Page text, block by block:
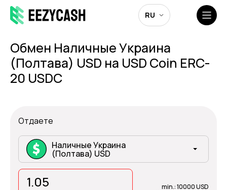
RU
Обмен Наличные Украина
(Полтава) USD на USD Coin ERC-
20 USDC
Отдаете
Наличные Украина
(Полтава) USD
min.: 10000 USD